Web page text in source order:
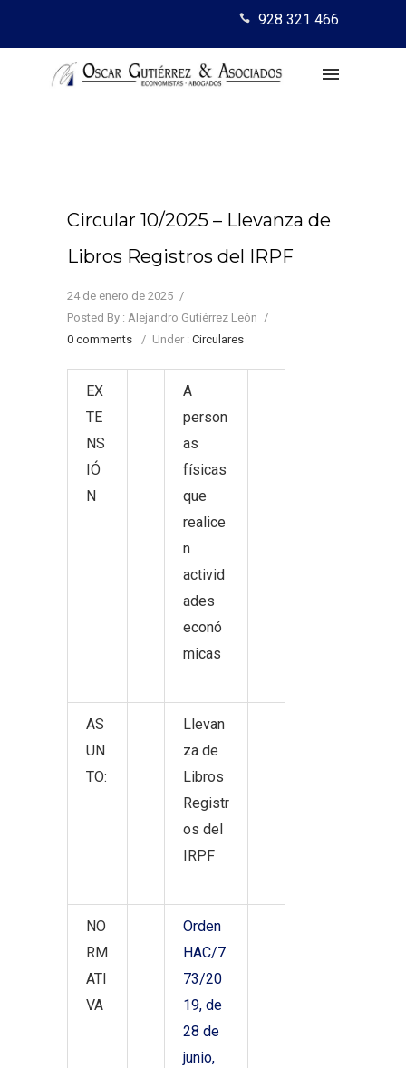
928 321 466
Circular 10/2025 – Llevanza de
Libros Registros del IRPF
24 de enero de 2025 /
Posted By : Alejandro Gutiérrez León /
0 comments
/ Under : Circulares
EX
TE
NS
IÓ
N
A
person
as
físicas
que
realice
n
activid
ades
econó
micas
AS
UN
TO:
Llevan
za de
Libros
Registr
os del
IRPF
NO
RM
ATI
VA
Orden
HAC/7
73/20
19, de
28 de
junio,